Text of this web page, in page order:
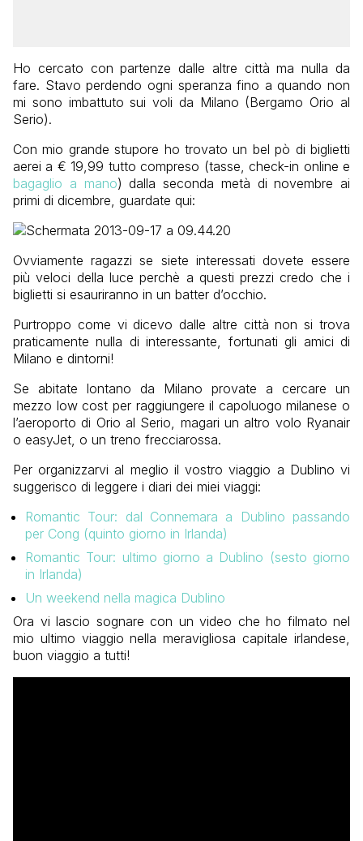
Ho cercato con partenze dalle altre città ma nulla da
fare. Stavo perdendo ogni speranza fino a quando non
mi sono imbattuto sui voli da Milano (Bergamo Orio al
Serio).
Con mio grande stupore ho trovato un bel pò di biglietti
aerei a € 19,99 tutto compreso (tasse, check-in online e
bagaglio a mano) dalla seconda metà di novembre ai
primi di dicembre, guardate qui:
Ovviamente ragazzi se siete interessati dovete essere
più veloci della luce perchè a questi prezzi credo che i
biglietti si esauriranno in un batter d’occhio.
Purtroppo come vi dicevo dalle altre città non si trova
praticamente nulla di interessante, fortunati gli amici di
Milano e dintorni!
Se abitate lontano da Milano provate a cercare un
mezzo low cost per raggiungere il capoluogo milanese o
l’aeroporto di Orio al Serio, magari un altro volo Ryanair
o easyJet, o un treno frecciarossa.
Per organizzarvi al meglio il vostro viaggio a Dublino vi
suggerisco di leggere i diari dei miei viaggi:
Romantic Tour: dal Connemara a Dublino passando
per Cong (quinto giorno in Irlanda)
Romantic Tour: ultimo giorno a Dublino (sesto giorno
in Irlanda)
Un weekend nella magica Dublino
Ora vi lascio sognare con un video che ho filmato nel
mio ultimo viaggio nella meravigliosa capitale irlandese,
buon viaggio a tutti!